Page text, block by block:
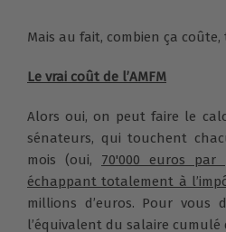
Mais au fait, combien ça coûte,
Le vrai coût de l’AMFM
Alors oui, on peut faire le
sénateurs, qui touchent
mois (oui, 70'000 euros par
échappant totalement à
millions d’euros. Pour vous
l’équivalent du salaire cumulé